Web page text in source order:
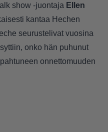
show -juontaja Ellen
kantaa Hechen
seurustelivat vuosina
onko hän puhunut
onnettomuuden